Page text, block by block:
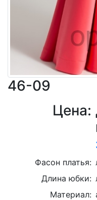
46-09
Цена:
Фасон платья:
Длина юбки:
Материал: